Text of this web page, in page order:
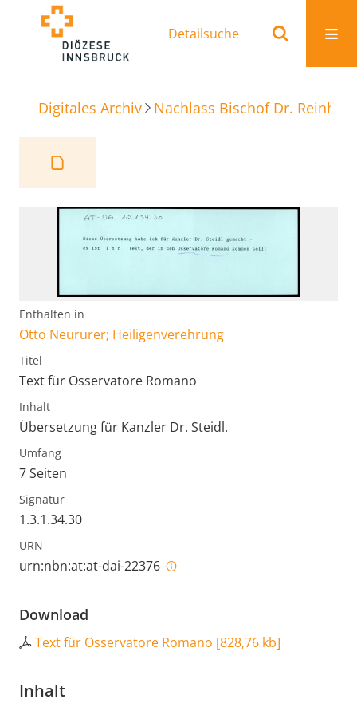
Detailsuche
Digitales Archiv Nachlass Bischof Dr.
Enthalten in
Otto Neururer; Heiligenverehrung
Titel
Text für Osservatore Romano
Inhalt
Übersetzung für Kanzler Dr. Steidl.
Umfang
7 Seiten
Signatur
1.3.1.34.30
URN
urn:nbn:at:at-dai-22376
Download
Text für Osservatore Romano [828,76 kb]
Inhalt